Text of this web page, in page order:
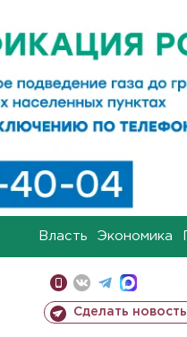
Власть Экономика
Сделать новость